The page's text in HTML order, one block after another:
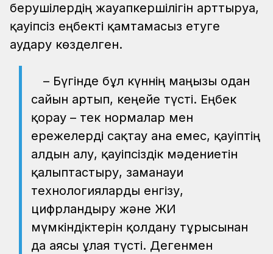
берушілердің жауапкершілігін арттыруға,
қауіпсіз еңбекті қамтамасыз етуге
аудару көзделген.
– Бүгінде бұл күннің маңызы одан
сайын артып, кеңейе түсті. Еңбек
қорғау – тек нормалар мен
ережелерді сақтау ғана емес, қауіптің
алдын алу, қауіпсіздік мәдениетін
қалыптастыру, заманауи
технологияларды енгізу,
цифрландыру және ЖИ
мүмкіндіктерін қолдану тұрғысынан
да аясы ұлғая түсті. Дегенмен